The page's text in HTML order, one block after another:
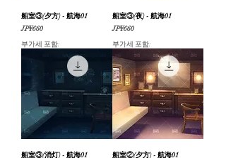
船室③(夕方) - 航海01
가격
JP¥660
부가세 포함:
船室③(夜) - 航海01
가격
JP¥660
부가세 포함:
船室③(消灯) - 航海01
船室②(夕方) - 航海01